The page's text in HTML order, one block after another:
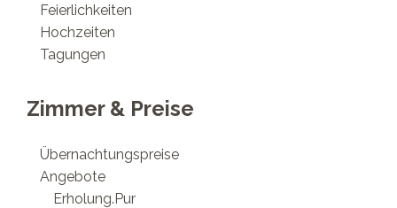
Feierlichkeiten
Hochzeiten
Tagungen
Zimmer & Preise
Übernachtungspreise
Angebote
Erholung.Pur